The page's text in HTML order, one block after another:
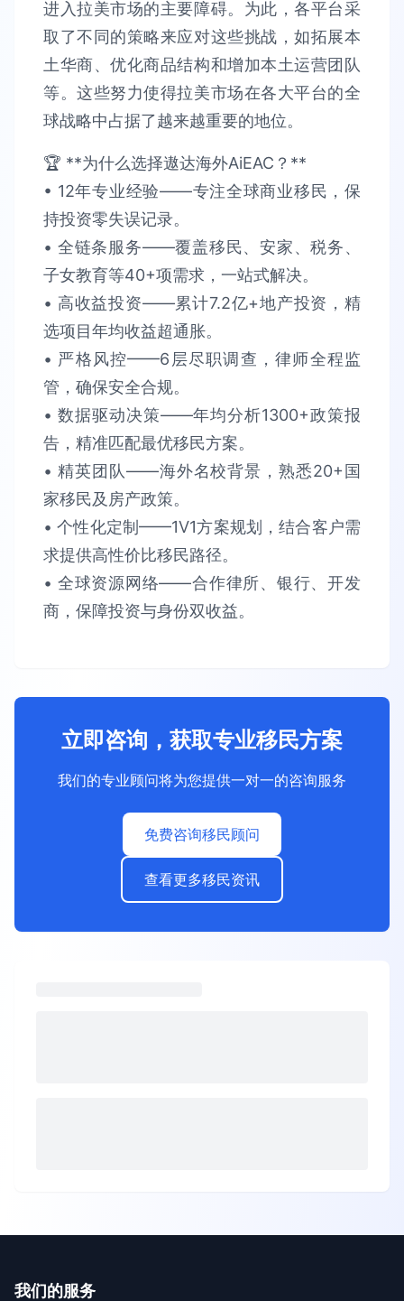
进入拉美市场的主要障碍。为此，各平台采
取了不同的策略来应对这些挑战，如拓展本
土华商、优化商品结构和增加本土运营团队
等。这些努力使得拉美市场在各大平台的全
球战略中占据了越来越重要的地位。
🏆 **为什么选择遨达海外AiEAC？**​​
• 12年专业经验​​——专注全球商业移民，保
持​​投资零失误​​记录。
• 全链条服务​​——覆盖移民、安家、税务、
子女教育等40+项需求，​​一站式解决​​。​​
• 高收益投资​​——累计​​7.2亿+​​地产投资，精
选项目​​年均收益超通胀​​。​​
• 严格风控​​——6层尽职调查，律师全程监
管，确保​​安全合规​​。​​
• 数据驱动决策​​——年均分析​​1300+政策报
告​​，精准匹配最优移民方案。​​
• 精英团队​​——海外名校背景，熟悉​​20+国
家​​移民及房产政策。​​
• 个性化定制​​——1V1方案规划，结合客户需
求提供​​高性价比​​移民路径。​​
• 全球资源网络​​——合作律所、银行、开发
商，保障​​投资与身份双收益​​。
立即咨询，获取专业移民方案
我们的专业顾问将为您提供一对一的咨询服务
免费咨询移民顾问
查看更多移民资讯
我们的服务